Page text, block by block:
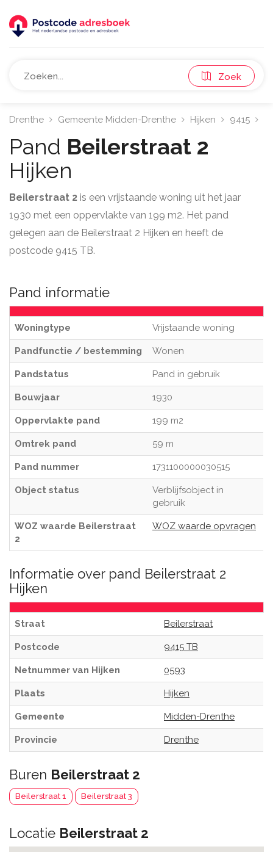
Zoek
Drenthe Gemeente Midden-Drenthe Hijken 9415
Pand Beilerstraat 2
Hijken
Beilerstraat 2 is een vrijstaande woning uit het jaar
1930 met een oppervlakte van 199 m2. Het pand
gelegen aan de Beilerstraat 2 Hijken en heeft de
postcode 9415 TB.
Pand informatie
Woningtype Vrijstaande woning
Pandfunctie / bestemming Wonen
Pandstatus Pand in gebruik
Bouwjaar 1930
Oppervlakte pand 199 m2
Omtrek pand 59 m
Pand nummer 1731100000030515
Object status
Verblijfsobject in
gebruik
WOZ waarde Beilerstraat
2
WOZ waarde opvragen
Informatie over pand Beilerstraat 2
Hijken
Straat Beilerstraat
Postcode 9415 TB
Netnummer van Hijken 0593
Plaats Hijken
Gemeente Midden-Drenthe
Provincie Drenthe
Buren Beilerstraat 2
Beilerstraat 1 Beilerstraat 3
Locatie Beilerstraat 2